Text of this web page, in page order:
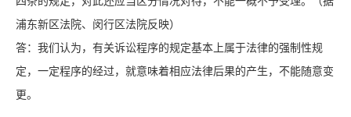
浦东新区法院、闵行区法院反映）
答：我们认为，有关诉讼程序的规定基本上属于法律的强制性规
定，一定程序的经过，就意味着相应法律后果的产生，不能随意变
更。